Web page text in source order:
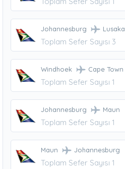
Johannesburg Lusaka
Toplam Sefer Sayısı 3
Windhoek Cape Town
Toplam Sefer Sayısı 1
Johannesburg Maun
Toplam Sefer Sayısı 1
Maun Johannesburg
Toplam Sefer Sayısı 1